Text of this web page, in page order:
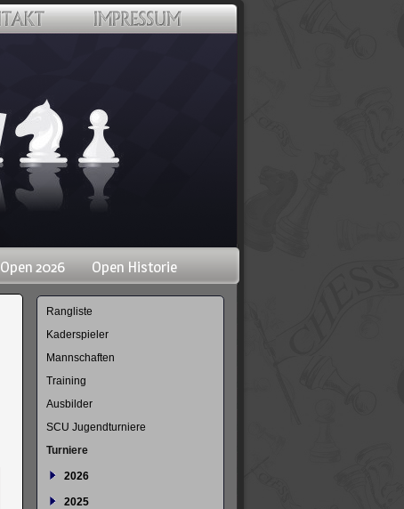
Open 2026 Open Historie
Navigation
Rangliste
Kaderspieler
Mannschaften
Training
Ausbilder
SCU Jugendturniere
Turniere
2026
2025